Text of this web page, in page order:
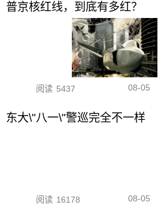
京核红线，到底有多红？
阅读 5437 08-05
东大\"八一\"警巡完全不一样
阅读 16178 08-05